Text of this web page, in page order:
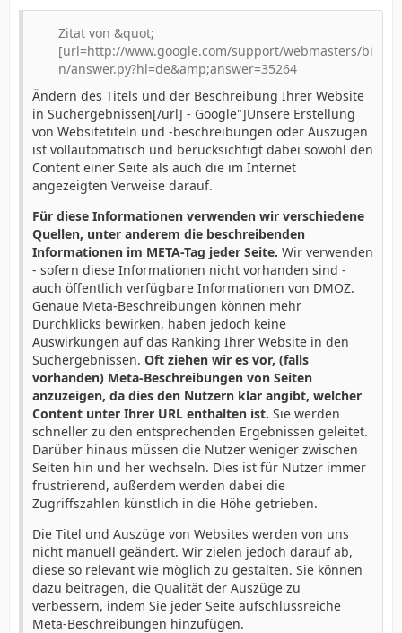
Zitat von &quot;
[url=http://www.google.com/support/webmasters/bi
n/answer.py?hl=de&amp;answer=35264
Ändern des Titels und der Beschreibung Ihrer Website
in Suchergebnissen[/url] - Google"]Unsere Erstellung
von Websitetiteln und -beschreibungen oder Auszügen
ist vollautomatisch und berücksichtigt dabei sowohl den
Content einer Seite als auch die im Internet
angezeigten Verweise darauf.
Für diese Informationen verwenden wir verschiedene
Quellen, unter anderem die beschreibenden
Informationen im META-Tag jeder Seite. Wir verwenden
- sofern diese Informationen nicht vorhanden sind -
auch öffentlich verfügbare Informationen von DMOZ.
Genaue Meta-Beschreibungen können mehr
Durchklicks bewirken, haben jedoch keine
Auswirkungen auf das Ranking Ihrer Website in den
Suchergebnissen. Oft ziehen wir es vor, (falls
vorhanden) Meta-Beschreibungen von Seiten
anzuzeigen, da dies den Nutzern klar angibt, welcher
Content unter Ihrer URL enthalten ist. Sie werden
schneller zu den entsprechenden Ergebnissen geleitet.
Darüber hinaus müssen die Nutzer weniger zwischen
Seiten hin und her wechseln. Dies ist für Nutzer immer
frustrierend, außerdem werden dabei die
Zugriffszahlen künstlich in die Höhe getrieben.
Die Titel und Auszüge von Websites werden von uns
nicht manuell geändert. Wir zielen jedoch darauf ab,
diese so relevant wie möglich zu gestalten. Sie können
dazu beitragen, die Qualität der Auszüge zu
verbessern, indem Sie jeder Seite aufschlussreiche
Meta-Beschreibungen hinzufügen.